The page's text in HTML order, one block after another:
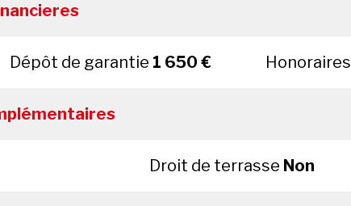
Dépôt de garantie 1 650 € Honoraires
Droit de terrasse Non